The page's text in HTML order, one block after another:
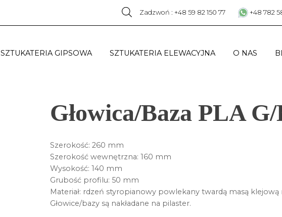
Zadzwoń : +48 59 82 150 77 +48 782
SZTUKATERIA GIPSOWA SZTUKATERIA ELEWACYJNA O NAS
Głowica/Baza PLA G/
Szerokość: 260 mm
Szerokość wewnętrzna: 160 mm
Wysokość: 140 mm
Grubość profilu: 50 mm
Materiał: rdzeń styropianowy powlekany twardą masą
Głowice/bazy są nakładane na pilaster.